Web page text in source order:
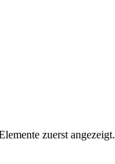
zuerst angezeigt.